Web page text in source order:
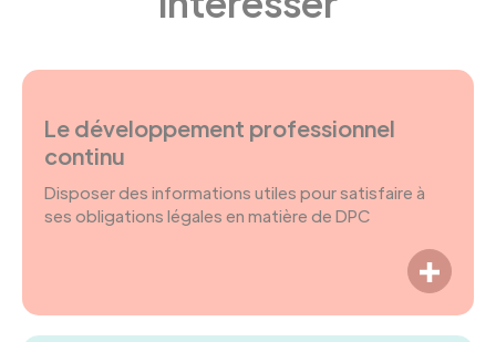
Le développement professionnel
continu
Disposer des informations utiles pour satisfaire à
ses obligations légales en matière de DPC
LIRE